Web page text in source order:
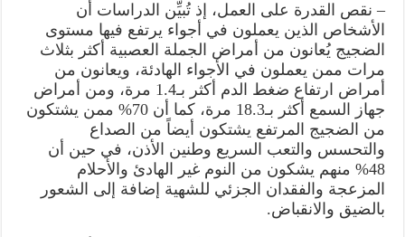
– نقص القدرة على العمل، إذ تُبيِّن الدراسات أن
الأشخاص الذين يعملون في أجواء يرتفع فيها مستوى
الضجيج يُعانون من أمراض الجملة العصبية أكثر بثلاث
مرات ممن يعملون في الأجواء الهادئة، ويعانون من
أمراض ارتفاع ضغط الدم أكثر بـ1.4 مرة، ومن أمراض
جهاز السمع أكثر بـ18.3 مرة، كما أن 70% ممن يشتكون
من الضجيج المرتفع يشتكون أيضاً من الصداع
والتحسس والتعب السريع وطنين الأذن، في حين أن
48% منهم يشكون من النوم غير الهادئ والأحلام
المزعجة والفقدان الجزئي للشهية إضافة إلى الشعور
بالضيق والانقباض.